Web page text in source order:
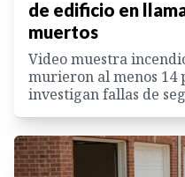
de edificio en
muertos
Video muestra
murieron al menos 14
investigan fallas de